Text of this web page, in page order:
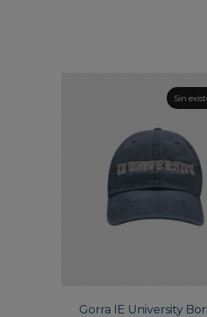
Sin
Gorra IE University